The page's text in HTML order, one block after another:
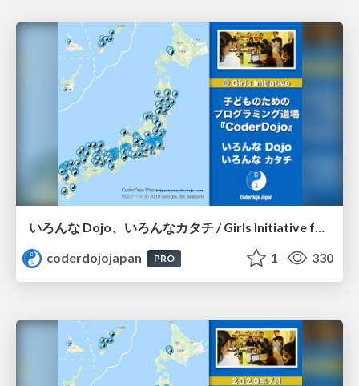
いろんな Dojo、いろんなカタチ / Girls Initiative for CoderDojo
coderdojojapan
PRO 1 330